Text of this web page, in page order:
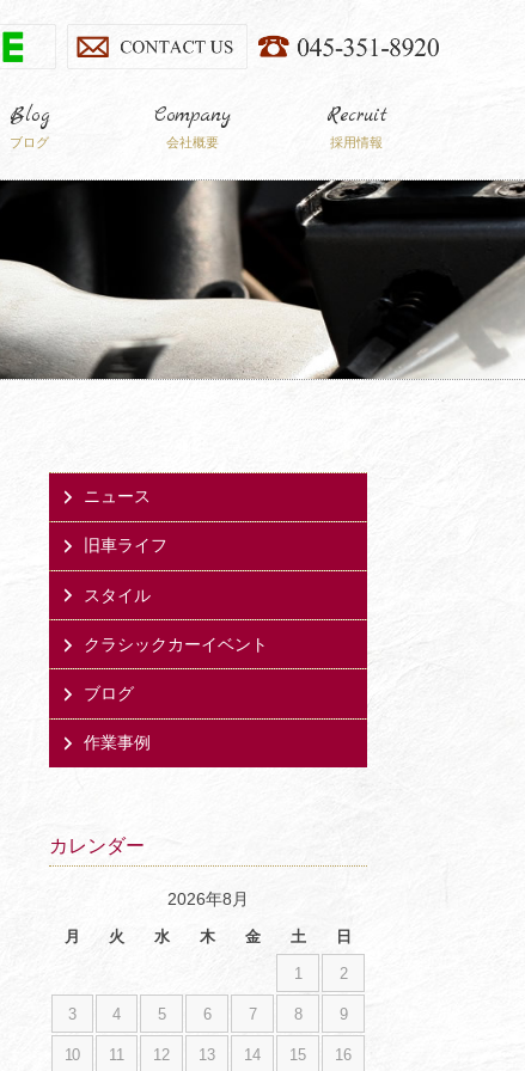
Blog
ブログ
Company
会社概要
Recruit
採用情報
ニュース
旧車ライフ
スタイル
クラシックカーイベント
ブログ
作業事例
カレンダー
2026年8月
月 火 水 木 金 土 日
1 2
3 4 5 6 7 8 9
10 11 12 13 14 15 16